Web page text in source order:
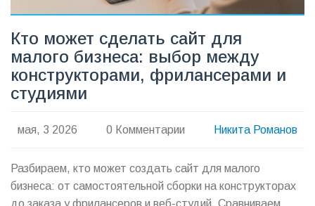
Кто может сделать сайт для
малого бизнеса: выбор между
конструкторами, фрилансерами и
студиями
мая, 3 2026 0 Комментарии Никита Романов
Разбираем, кто может создать сайт для малого
бизнеса: от самостоятельной сборки на конструкторах